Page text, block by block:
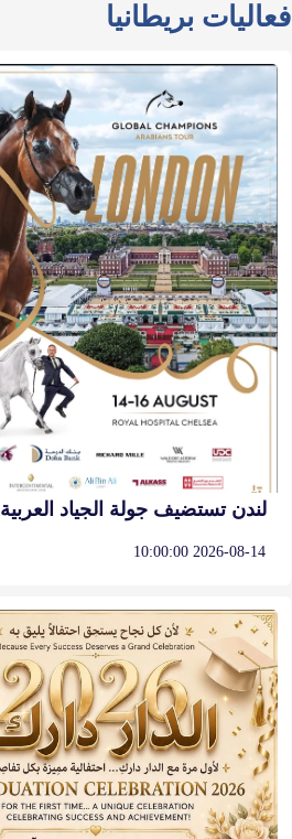
فعاليات بريطانيا
لندن تستضيف جولة الجياد العربية 2026
2026-08-14 10:00:00